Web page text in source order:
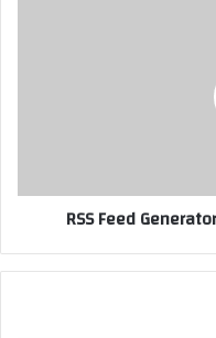
RSS Feed